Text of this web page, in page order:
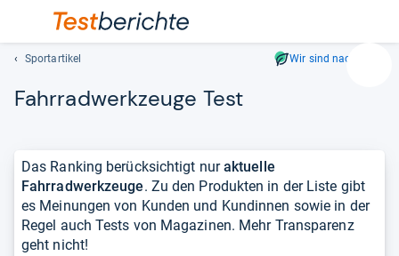
ein.
Sportartikel Wir sind nachhaltig
Fahr­rad­werk­zeuge Test
Das Ranking berücksichtigt nuraktuelle
Fahrradwerkzeuge. Zu den Produkten in der Liste gibt
es Meinungen von Kunden und Kundinnen sowie in der
Regel auch Tests von Magazinen. Mehr Transparenz
geht nicht!